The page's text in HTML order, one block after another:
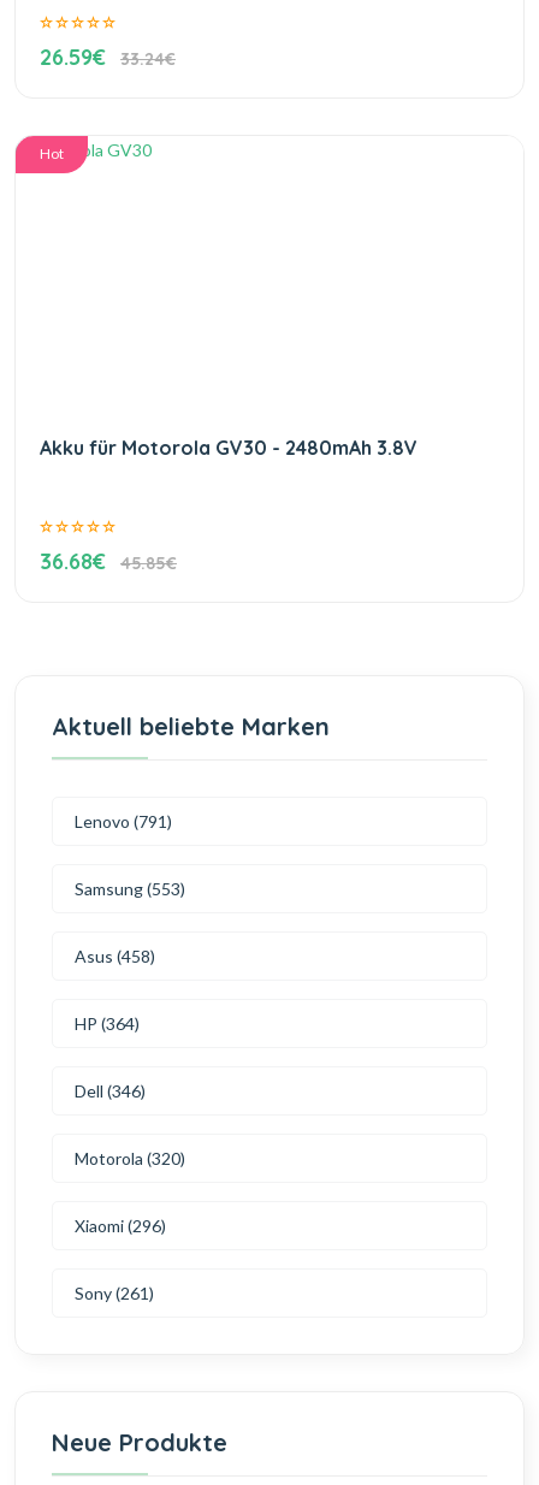
26.59€ 33.24€
Hot
Akku für Motorola GV30 - 2480mAh 3.8V
36.68€ 45.85€
Aktuell beliebte Marken
Lenovo (791)
Samsung (553)
Asus (458)
HP (364)
Dell (346)
Motorola (320)
Xiaomi (296)
Sony (261)
Neue Produkte